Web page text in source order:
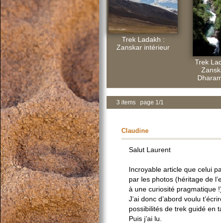
Trek Ladakh :
Zanskar intérieur
Trek
3 items page 1/1
Claudine
Salut Laurent
Incroyable article que celui
par les photos (héritage de
à une curiosité pragmatique
J’ai donc d’abord voulu
possibilités de trek guidé en
Puis j’ai lu.